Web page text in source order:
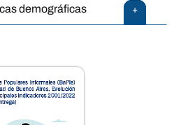
demográficas
+